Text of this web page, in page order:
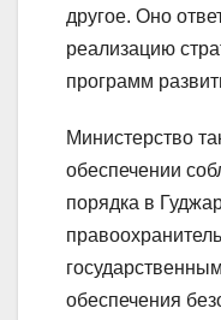
другое. Оно
реализацию
программ
Министерство
обеспечении
порядка в
обеспечения